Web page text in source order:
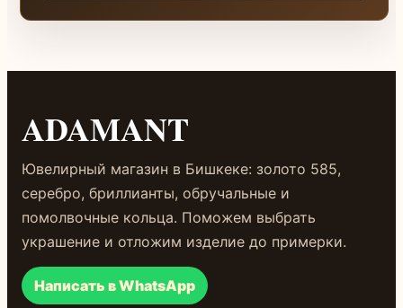
ADAMANT
Ювелирный магазин в Бишкеке: золото 585,
серебро, бриллианты, обручальные и
помолвочные кольца. Поможем выбрать
украшение и отложим изделие до примерки.
Написать в WhatsApp